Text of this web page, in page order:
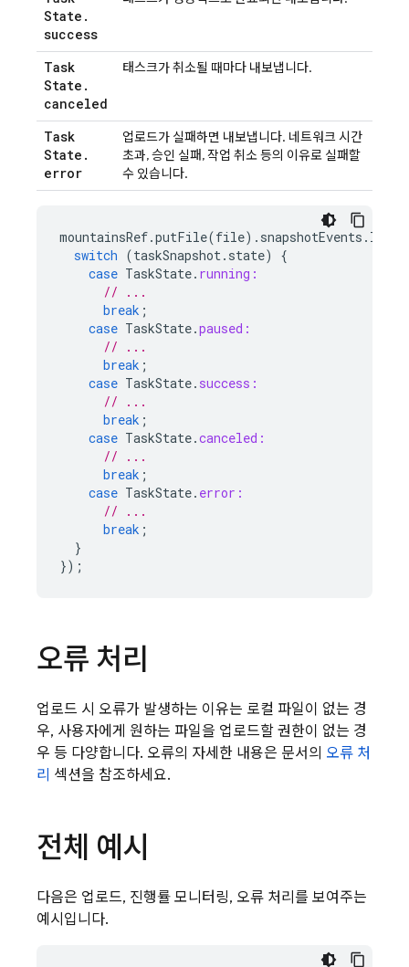
State .
success
Task
State .
canceled
태스크가 취소될 때마다 내보냅니다.
Task
State .
error
업로드가 실패하면 내보냅니다. 네트워크 시간
초과, 승인 실패, 작업 취소 등의 이유로 실패할
수 있습니다.
mountainsRef.putFile(file). snapshotEvents .
switch (taskSnapshot. state)
{
case TaskState. running:
// ...
break ;
case TaskState.paused:
// ...
break ;
case TaskState. success:
// ...
break ;
case TaskState.canceled:
// ...
break ;
case TaskState. error:
// ...
break ;
}
});
오류 처리
업로드 시 오류가 발생하는 이유는 로컬 파일이 없는 경
우, 사용자에게 원하는 파일을 업로드할 권한이 없는 경
우 등 다양합니다. 오류의 자세한 내용은 문서의 오류 처
리 섹션을 참조하세요.
전체 예시
다음은 업로드, 진행률 모니터링, 오류 처리를 보여주는
예시입니다.